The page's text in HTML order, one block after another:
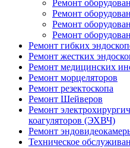
Ремонт
Ремонт
Ремонт
Ремонт
Ремонт гибких
Ремонт жестких
Ремонт медицинских
Ремонт морцеляторов
Ремонт резектоскопа
Ремонт Шейверов
Ремонт
коагуляторов (ЭХВЧ)
Ремонт
Техническое